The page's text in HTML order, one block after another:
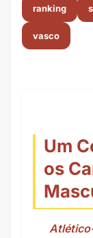
ranking
vasco
Um
os